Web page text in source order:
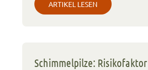
ARTIKEL LESEN
Schimmelpilze: